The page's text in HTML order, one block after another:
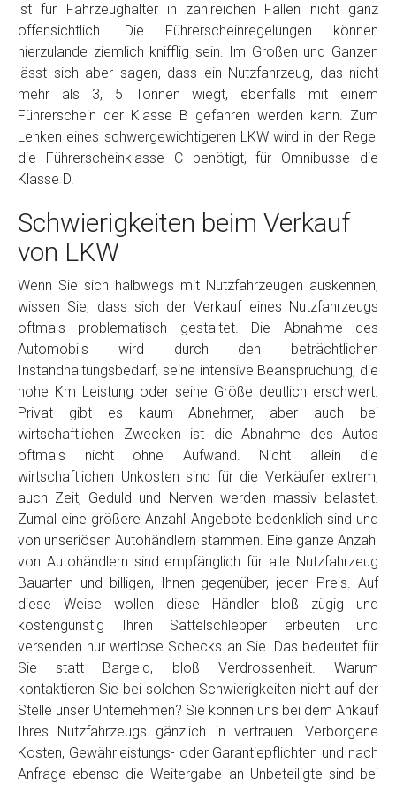
ist für Fahrzeughalter in zahlreichen Fällen nicht ganz
offensichtlich. Die Führerscheinregelungen können
hierzulande ziemlich knifflig sein. Im Großen und Ganzen
lässt sich aber sagen, dass ein Nutzfahrzeug, das nicht
mehr als 3, 5 Tonnen wiegt, ebenfalls mit einem
Führerschein der Klasse B gefahren werden kann. Zum
Lenken eines schwergewichtigeren LKW wird in der Regel
die Führerscheinklasse C benötigt, für Omnibusse die
Klasse D.
Schwierigkeiten beim Verkauf
von LKW
Wenn Sie sich halbwegs mit Nutzfahrzeugen auskennen,
wissen Sie, dass sich der Verkauf eines Nutzfahrzeugs
oftmals problematisch gestaltet. Die Abnahme des
Automobils wird durch den beträchtlichen
Instandhaltungsbedarf, seine intensive Beanspruchung, die
hohe Km Leistung oder seine Größe deutlich erschwert.
Privat gibt es kaum Abnehmer, aber auch bei
wirtschaftlichen Zwecken ist die Abnahme des Autos
oftmals nicht ohne Aufwand. Nicht allein die
wirtschaftlichen Unkosten sind für die Verkäufer extrem,
auch Zeit, Geduld und Nerven werden massiv belastet.
Zumal eine größere Anzahl Angebote bedenklich sind und
von unseriösen Autohändlern stammen. Eine ganze Anzahl
von Autohändlern sind empfänglich für alle Nutzfahrzeug
Bauarten und billigen, Ihnen gegenüber, jeden Preis. Auf
diese Weise wollen diese Händler bloß zügig und
kostengünstig Ihren Sattelschlepper erbeuten und
versenden nur wertlose Schecks an Sie. Das bedeutet für
Sie statt Bargeld, bloß Verdrossenheit. Warum
kontaktieren Sie bei solchen Schwierigkeiten nicht auf der
Stelle unser Unternehmen? Sie können uns bei dem Ankauf
Ihres Nutzfahrzeugs gänzlich in vertrauen. Verborgene
Kosten, Gewährleistungs- oder Garantiepflichten und nach
Anfrage ebenso die Weitergabe an Unbeteiligte sind bei